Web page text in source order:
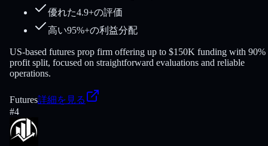
優れた4.9+の評価
高い95%+の利益分配
US-based futures prop firm offering up to $150K funding with 90%
profit split, focused on straightforward evaluations and reliable
operations.
Futures詳細を見る
#4